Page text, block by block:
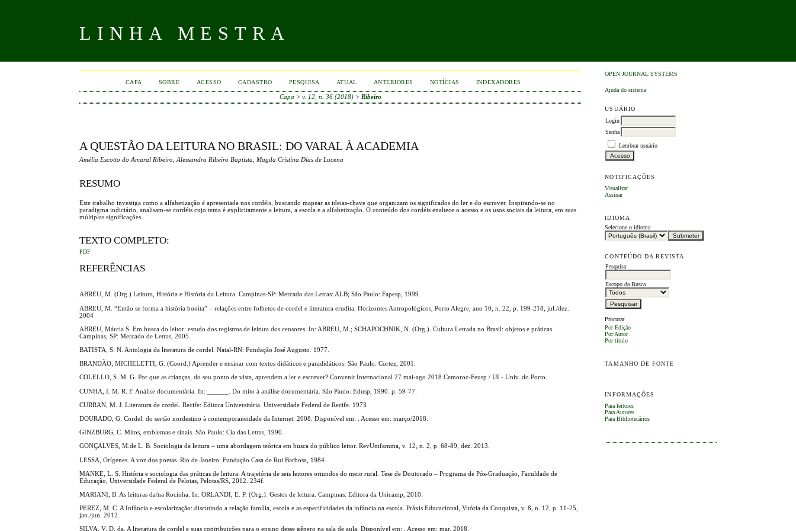
LINHA MESTRA
OPEN JOURNAL SYSTEMS
Ajuda do sistema
USUÁRIO
Login
Senha
Lembrar usuário
NOTIFICAÇÕES
Visualizar
Assinar
IDIOMA
Selecione o idioma
CONTEÚDO DA REVISTA
Pesquisa
Escopo da Busca
Procurar
Por Edição
Por Autor
Por título
TAMANHO DE FONTE
INFORMAÇÕES
Para leitores
Para Autores
Para Bibliotecários
CAPA SOBRE ACESSO CADASTRO PESQUISA ATUAL ANTERIORES NOTÍCIAS INDEXADORES
Capa > v. 12, n. 36 (2018)> Ribeiro
A QUESTÃO DA LEITURA NO BRASIL: DO VARAL À ACADEMIA
Amélia Escotto do Amaral Ribeiro, Alessandra Ribeiro Baptista, Magda Cristina Dias de Lucena
RESUMO
Este trabalho investiga como a alfabetização é apresentada nos cordéis, buscando mapear as ideias-chave que organizam os significados do ler e do escrever. Inspirando-se no
paradigma indiciário, analisam-se cordéis cujo tema é explicitamente a leitura, a escola e a alfabetização. O conteúdo dos cordéis enaltece o acesso e os usos sociais da leitura, em suas
múltiplas significações.
TEXTO COMPLETO:
PDF
REFERÊNCIAS
ABREU, M. (Org.) Leitura, História e História da Leitura. Campinas-SP: Mercado das Letras: ALB; São Paulo: Fapesp, 1999.
ABREU, M. “Então se forma a história bonita” – relações entre folhetos de cordel e literatura erudita. Horizontes Antropológicos, Porto Alegre, ano 10, n. 22, p. 199-218, jul./dez.
2004
ABREU, Márcia S. Em busca do leitor: estudo dos registros de leitura dos censores. In: ABREU, M.; SCHAPOCHNIK, N. (Org.). Cultura Letrada no Brasil: objetos e práticas.
Campinas, SP: Mercado de Letras, 2005.
BATISTA, S. N. Antologia da literatura de cordel. Natal-RN: Fundação José Augusto. 1977.
BRANDÃO; MICHELETTI, G. (Coord.) Aprender e ensinar com textos didáticos e paradidáticos. São Paulo: Cortez, 2001.
COLELLO, S. M. G. Por que as crianças, do seu ponto de vista, aprendem a ler e escrever? Convenit Internacional 27 mai-ago 2018 Cemoroc-Feusp / IJI - Univ. do Porto.
CUNHA, I. M. R. F. Análise documentária. In: ______. Do mito à análise documentária. São Paulo: Edusp, 1990. p. 59-77.
CURRAN, M. J. Literatura de cordel. Recife: Editora Universitária. Universidade Federal de Recife. 1973
DOURADO, G. Cordel: do sertão nordestino à contemporaneidade da Internet. 2008. Disponível em: . Acesso em: março/2018.
GINZBURG, C. Mitos, emblemas e sinais. São Paulo: Cia das Letras, 1990.
GONÇALVES, M.de L. B. Sociologia da leitura – uma abordagem teórica em busca do público leitor. RevUnifamma, v. 12, n. 2, p. 68-89, dez. 2013.
LESSA, Orígenes. A voz dos poetas. Rio de Janeiro: Fundação Casa de Rui Barbosa, 1984.
MANKE, L. S. História e sociologia das práticas de leitura: A trajetória de seis leitores oriundos do meio rural. Tese de Doutorado – Programa de Pós-Graduação, Faculdade de
Educação, Universidade Federal de Pelotas, Pelotas/RS, 2012. 234f.
MARIANI, B. As leituras da/na Rocinha. In: ORLANDI, E. P. (Org.). Gestos de leitura. Campinas: Editora da Unicamp, 2010.
PEREZ, M. C. A Infância e escolarização: discutindo a relação família, escola e as especificidades da infância na escola. Práxis Educacional, Vitória da Conquista, v. 8, n. 12, p. 11-25,
jan./jun. 2012.
SILVA, V. D. da. A literatura de cordel e suas contribuições para o ensino desse gênero na sala de aula. Disponível em: . Acesso em: mar. 2018.